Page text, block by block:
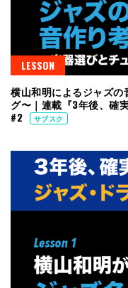
LESSON
横山和明によるジャズ
グ〜｜連載『3年後、確
#2
サブスク